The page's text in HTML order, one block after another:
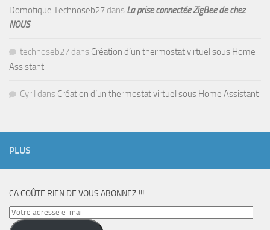
Domotique Technoseb27 dans La prise connectée ZigBee de chez
NOUS
technoseb27 dans Création d’un thermostat virtuel sous Home
Assistant
Cyril dans Création d’un thermostat virtuel sous Home Assistant
PLUS
CA COÛTE RIEN DE VOUS ABONNEZ !!!
Votre
adresse